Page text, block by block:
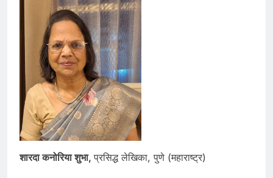
शारदा कनोरिया शुभा,प्रसिद्ध लेखिका, पुणे (महाराष्ट्र)